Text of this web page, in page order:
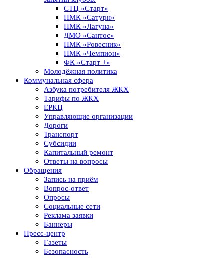
СТЦ «Старт»
ПМК «Сатурн»
ПМК «Лагуна»
ДМО «Сантос»
ПМК «Ровесник»
ПМК «Чемпион»
ФК «Старт +»
Молодёжная политика
Коммунальная сфера
Азбука потребителя ЖКХ
Тарифы по ЖКХ
ЕРКЦ
Управляющие организации
Дороги
Транспорт
Субсидии
Капитальный ремонт
Ответы на вопросы
Обращения
Запись на приём
Вопрос-ответ
Опросы
Социальные сети
Реклама заявки
Баннеры
Пресс-центр
Газеты
Безопасность